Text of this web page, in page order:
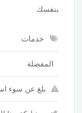
بنفسك
خدمات
المفضلة
بلغ عن سوء